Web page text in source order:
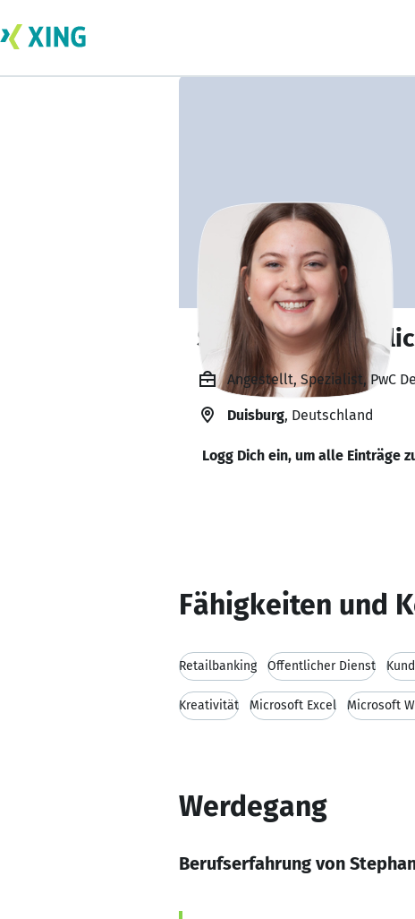
Stephanie
Angestellt, Spezialist, PwC
Duisburg, Deutschland
Logg Dich ein, um alle Einträge
Fähigkeiten und
Retailbanking Öffentlicher Dienst
Kreativität Microsoft Excel Microsoft
Werdegang
Berufserfahrung von